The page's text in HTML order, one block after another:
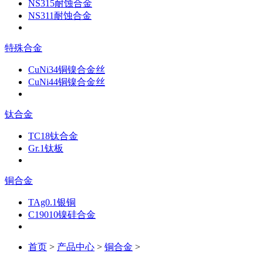
NS315耐蚀合金
NS311耐蚀合金
特殊合金
CuNi34铜镍合金丝
CuNi44铜镍合金丝
钛合金
TC18钛合金
Gr.1钛板
铜合金
TAg0.1银铜
C19010镍硅合金
首页 > 产品中心 > 铜合金 >